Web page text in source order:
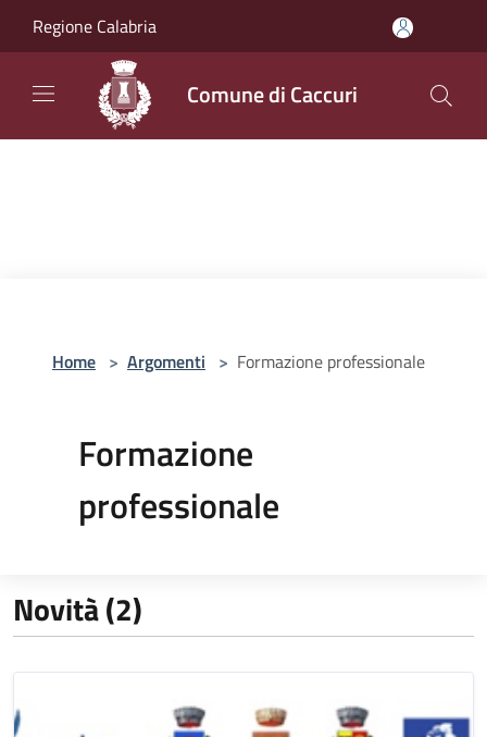
Regione Calabria
Comune di Caccuri
Home > Argomenti > Formazione professionale
Formazione
professionale
Novità (2)